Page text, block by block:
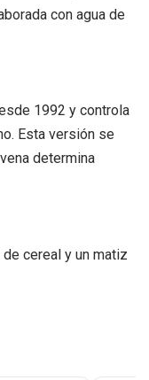
con agua de
1992 y controla
Esta versión se
determina
cereal y un matiz